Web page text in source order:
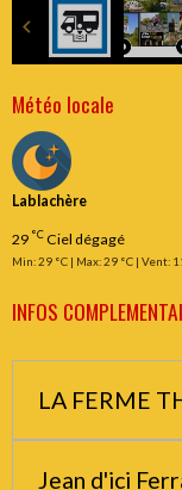
Météo locale
Lablachère
29 °CCiel dégagé
Min: 29 °C | Max: 29 °C | Vent:
INFOS
LA FERME
Jean d'ici